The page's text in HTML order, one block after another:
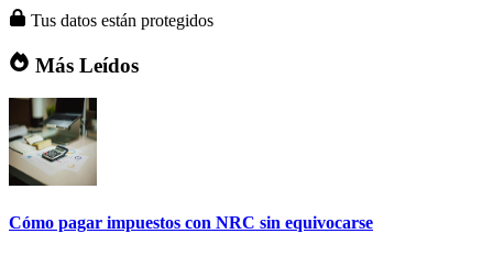
Tus datos están protegidos
Más Leídos
Cómo pagar impuestos con NRC sin equivocarse